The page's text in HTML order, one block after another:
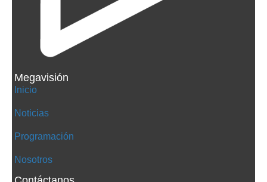
Megavisión
Inicio
Noticias
Programación
Nosotros